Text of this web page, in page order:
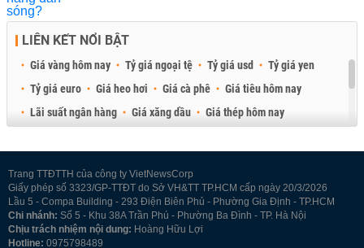
LIÊN KẾT NỔI BẬT
Giá vàng hôm nay Tỷ giá ngoại tệ Tỷ giá usd
Tỷ giá yen
Tỷ giá euro
Giá heo hơi Giá cà phê
Giá tiêu hôm nay
Lãi suất ngân hàng
Giá xăng dầu
Giá thép hôm nay
Trang TTĐTTH của công ty VietNewsCorp
Giấy phép số 3323/GP-TTĐT do Sở VH&TT TP.HCM cấp ngày 20/3/2026
Lầu 5 - Compa Building - 293 Điện Biên Phủ - Phường Gia Định - TP.HCM
Chi nhánh: Số 5 - Khu 38A Trần Phú - Phường Ba Đình - TP. Hà Nội
Chịu trách nhiệm nội dung: Hoàng Hữu Lợi
Hotline: 0975798489